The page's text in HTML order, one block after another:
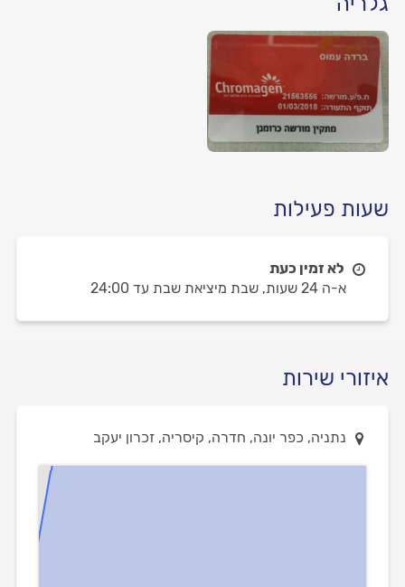
שעות פעילות
לא זמין כעת
א-ה 24 שעות,
שבת מיציאת שבת עד 24:00
איזורי שירות
נתניה, כפר יונה, חדרה, קיסריה, זכרון יעקב